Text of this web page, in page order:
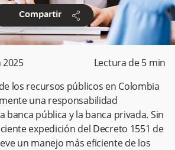
Compartir share
2025 Lectura de5 min
los recursos públicos en Colombia
una responsabilidad
banca pública y la banca privada. Sin
expedición del Decreto 1551 de
un manejo más eficiente de los